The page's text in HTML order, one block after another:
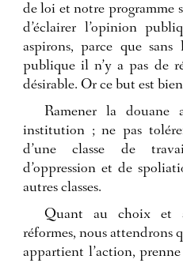
de loi et notre programme
d’éclairer l’opinion
aspirons, parce que
publique il n’y a pas de
désirable. Or ce but est
Ramener la
institution ; ne pas
d’une classe de
d’oppression et de
autres classes.
Quant au choix et
réformes, nous attendrons
appartient l’action,